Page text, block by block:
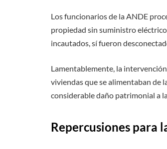
Los funcionarios de la ANDE
propiedad sin suministro
incautados, sí fueron
Lamentablemente, la
viviendas que se alimentaban de
considerable daño patrimonial a
Repercusiones para